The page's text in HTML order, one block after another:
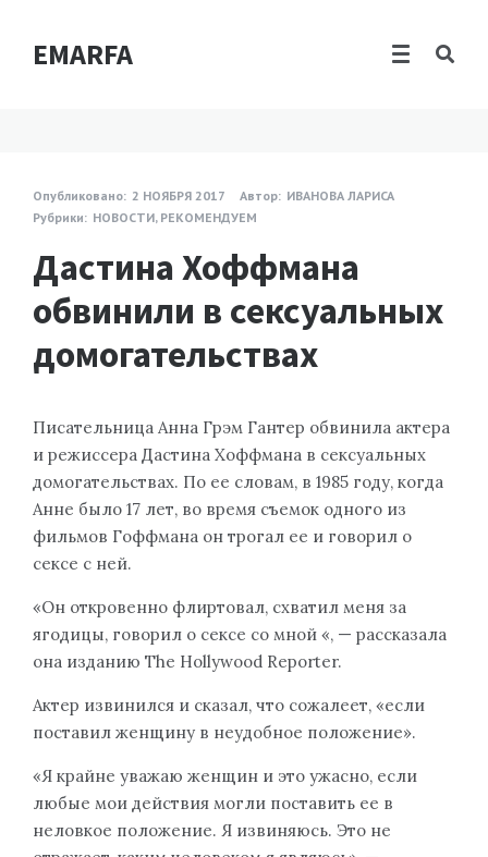
EMARFA
Опубликовано: 2 НОЯБРЯ 2017 Автор: ИВАНОВА ЛАРИСА
Рубрики: НОВОСТИ, РЕКОМЕНДУЕМ
Дастина Хоффмана
обвинили в сексуальных
домогательствах
Писательница Анна Грэм Гантер обвинила актера
и режиссера Дастина Хоффмана в сексуальных
домогательствах. По ее словам, в 1985 году, когда
Анне было 17 лет, во время съемок одного из
фильмов Гоффмана он трогал ее и говорил о
сексе с ней.
«Он откровенно флиртовал, схватил меня за
ягодицы, говорил о сексе со мной «, — рассказала
она изданию The Hollywood Reporter.
Актер извинился и сказал, что сожалеет, «если
поставил женщину в неудобное положение».
«Я крайне уважаю женщин и это ужасно, если
любые мои действия могли поставить ее в
неловкое положение. Я извиняюсь. Это не